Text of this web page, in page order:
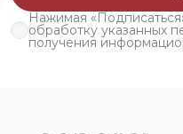
Нажимая
обработку указанных
получения